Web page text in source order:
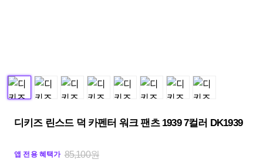
디키즈 린스드 덕 카펜터 워크 팬츠 1939 7컬러 DK1939
앱 전용 혜택가 85,100원